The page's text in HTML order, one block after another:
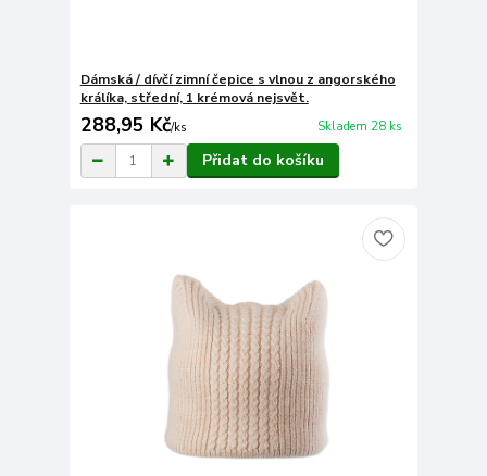
Dámská / dívčí zimní čepice s vlnou z angorského
králíka, střední, 1 krémová nejsvět.
288,95 Kč/ks Skladem 28 ks
Přidat do košíku